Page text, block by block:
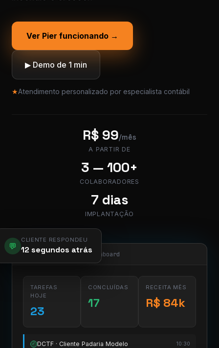
Ver Pier funcionando →
▶ Demo de 1 min
★Atendimento personalizado por especialista contábil
R$ 99/mês
A PARTIR DE
3 — 100+
COLABORADORES
7 dias
IMPLANTAÇÃO
💬
CLIENTE RESPONDEU
12 segundos atrás
app.pier.mobi/dashboard
TAREFAS
HOJE
23
CONCLUÍDAS
17
RECEITA MÊS
R$ 84k
✓ DCTF · Cliente Padaria Modelo 10:30